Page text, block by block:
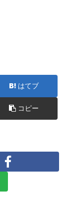
はてブ
コピー